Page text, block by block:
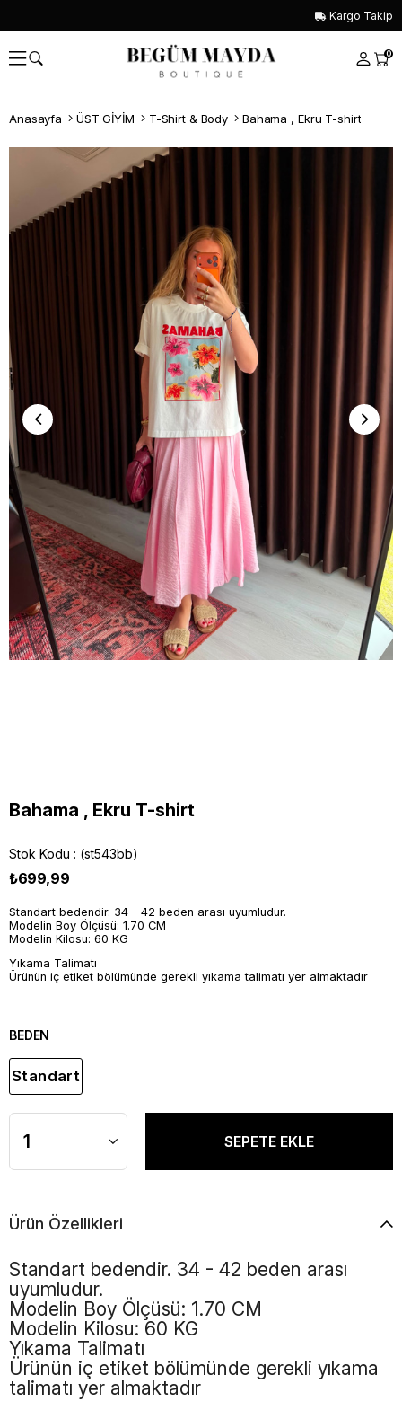
Kargo Takip
0
Anasayfa ÜST GİYİM T-Shirt & Body Bahama , Ekru T-shirt
Whatsapp İle Sipariş ver
Bahama , Ekru T-shirt
Stok Kodu (st543bb)
₺699,99
Standart bedendir. 34 - 42 beden arası uyumludur.
Modelin Boy Ölçüsü: 1.70 CM
Modelin Kilosu: 60 KG
Yıkama Talimatı
Ürünün iç etiket bölümünde gerekli yıkama talimatı yer almaktadır
BEDEN
Standart
Ürün Özellikleri
Standart bedendir. 34 - 42 beden arası
uyumludur.
Modelin Boy Ölçüsü: 1.70 CM
Modelin Kilosu: 60 KG
Yıkama Talimatı
Ürünün iç etiket bölümünde gerekli yıkama
talimatı yer almaktadır